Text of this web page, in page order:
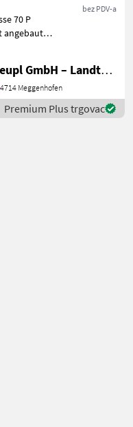
bez PDV-a
70 P
angebauter
Mit
Kreupl GmbH – Landtechnik – Schlosserei – Anhänger
4714 Meggenhofen
Premium Plus trgovac